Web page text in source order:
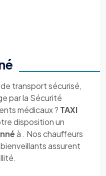
transport sécurisé,
par la Sécurité
médicaux ? TAXI
disposition un
à . Nos chauffeurs
assurent